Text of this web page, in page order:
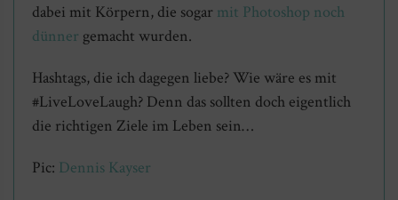
dabei mit Körpern, die sogar mit Photoshop noch
dünner gemacht wurden.
Hashtags, die ich dagegen liebe? Wie wäre es mit
#LiveLoveLaugh? Denn das sollten doch eigentlich
die richtigen Ziele im Leben sein…
Pic: Dennis Kayser